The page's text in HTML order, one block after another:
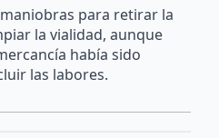
para retirar la
la vialidad, aunque
había sido
las labores.